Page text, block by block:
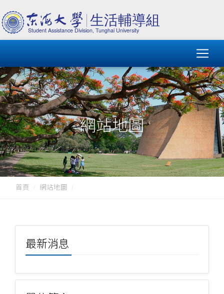
網站地圖
首頁 網站地圖
最新消息